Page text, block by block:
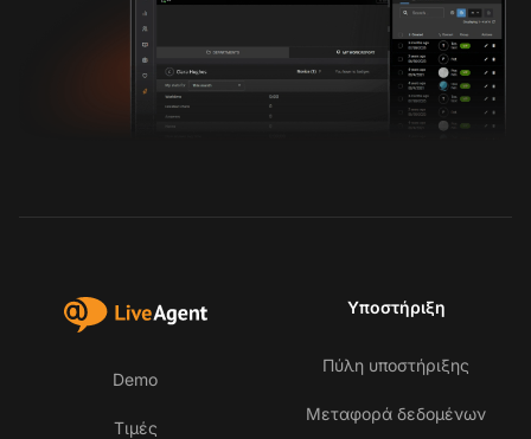
Demo
Τιμές
Υποστήριξη
Πύλη υποστήριξης
Μεταφορά δεδομένων